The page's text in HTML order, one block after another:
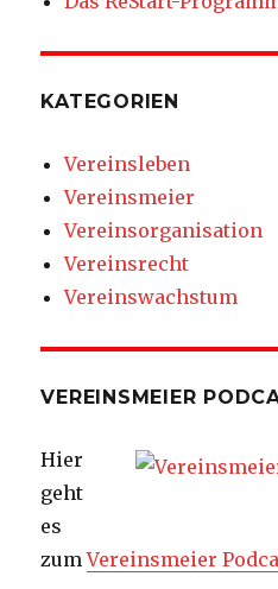
KATEGORIEN
Vereinsleben
Vereinsmeier
Vereinsorganisation
Vereinsrecht
Vereinswachstum
VEREINSMEIER
Hier
geht
es
zumVereinsmeier